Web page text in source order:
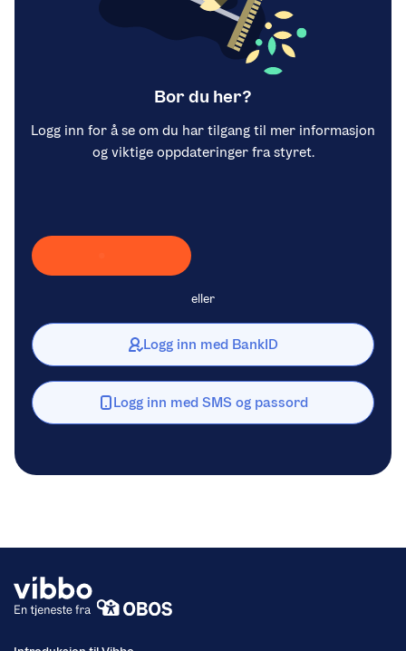
Bor du her?
Logg inn for å se om du har tilgang til mer informasjon
og viktige oppdateringer fra styret.
eller
Logg inn med BankID
Logg inn med SMS og passord